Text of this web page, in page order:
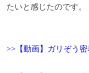
たいと感じたのです。
>>【動画】ガリぞう密